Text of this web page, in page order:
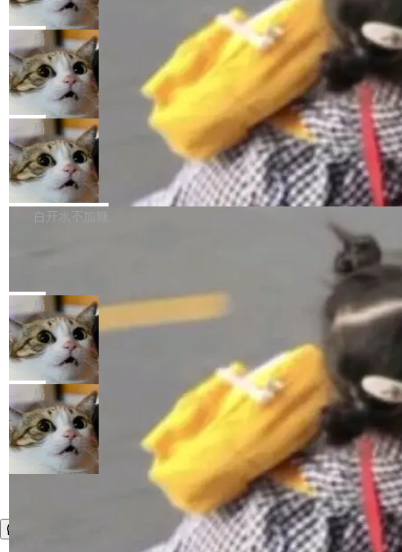
数字电视技术方向的博士生，长期从事视频、音
频技...
超出原定预算 860%。 更令人意外的是，该项目
最终并未成功落地，而高额算力消耗持续运行长
达 5 个月，公司直到财务对账时才察觉异常。这
意味着一个无人看管的 AI 程序，在近半年时间
里日夜不停地"烧钱"。 复盘显示，...
2027 年就能追上美国前沿实验室的水平。 Dela
ngue 把原因归结为一件事：开放协作。中国的
AI 开发者在一个共享和协作的生态里加速迭代，
而美国模型厂商在"闭门造车"。他的原话是 "buil
ding in silos"——各自为战，互不通气。 这个判
断从他嘴里说出来分量不同。Hugging Face 是
全球最大的开源 AI 平台，上面跑着上百万个模
型。谁在开源赛道上领先，...
统，开发者工具必须开源
五年前，David Crawshaw 问过很多软件工程师
一个问题：你写过什么给自己用的程序？答案几
乎都是没有。工程师们整天用别人写的程序写程
序给别人用。偶尔有人自己写个博客系统、智能
家居控制、家庭实验室，都算稀奇事。 Crawsh
aw 是 Shelley 的作者，一个开源 AI coding age
nt。他最近在博客上写了一篇文章，核心论点很
简单：开发者工具必须开源。 理由不是传统的自
由软件情怀，而是一个跟 AI agent 直接相关的
技术判断。 两行 prompt 就能个性化任何软件 C
局
DeepSeek Harness 宣布内测邀请，全
网最大规模开源 Agent 路演现场诞生
一条内测招募帖，发出去的时候大概没人想到它
会变成一场开源 Agent 生态的路演。 8月1日，
DeepSeek Harness 团队负责人崔添翼（tiany
i）在 X 上发帖： 「如果你是 Agent Harness 相
关开源项目的开发者，希望参加 DeepSeek Har
ness 的内测，可以回复或私信联系我。请附上
Harness 负责把能力落到真实环境中——调用工
具、读写文件、管理上下文、处理错误、完成闭
环。崔添翼招人的标...
局
商汤 SenseNova U1.5-Lite-Preview
开源
商汤科技宣布面向社区开源轻量级统一多模态模
型的预览版本 SenseNova U1.5-Lite-Preview。
理解、推理、生成与编辑，还仅以 8B-MoT 的轻
量大小，将能力推进到4K、更精细的真实质感、
更复杂的视觉控制和可持续迭代编辑。 相比 U
1，U1.5-Lite-Preview 在以下方向上带来了显著
提升： 原生支持4K图像生成； 更精细的局部纹
理、细节与真实世界质感； 更准确的中英文文字
生成与复杂版式组织； 更稳定的图...
白开水不加糖
nap。这次是 hwctl——一个用来检查 Ubuntu
硬件认证状态的命令行工具。 Canonical 工程师
Alan Griffiths 在邮件列表中说得很直白：「hwc
tl 是一个 Ubuntu 专有的包，它和它的依赖项都
是 Ubuntu 专有的，不会用在其他发行版上。」
所以 deb 版本的受众实际上为零。既然只有 Ub
untu 用户在用，那用 snap 打包就没什么可纠结
的。 从 deb 到 snap 的迁移路径 hwctl 是 rust-
hwlib 硬件 API 库的一部分，命令行工具负责查
询 Ubuntu 的硬件认证数据库。...
局
Dario Amodei 担心新人来 Anthropic
只为金钱，不为使命
顶级 AI 研究员在两家公司之间来回跳，中间只
隔了几天。 Lilian Weng 上周刚宣布因健康原因
离开 Thinking Machines Lab，说自己作为联合
创始人的角色「太累了」。几天后，The Inform
ation 就曝出她将重回 OpenAI，负责递归自我
改进方向的研究。她是 Thinking Machines 过
去一年内第四个离开的联合创始人。 这家由前
OpenAI CTO Mira Murati 创立的公司，连创始
团队都留不住。 但 Thinking Machines 不是唯
局